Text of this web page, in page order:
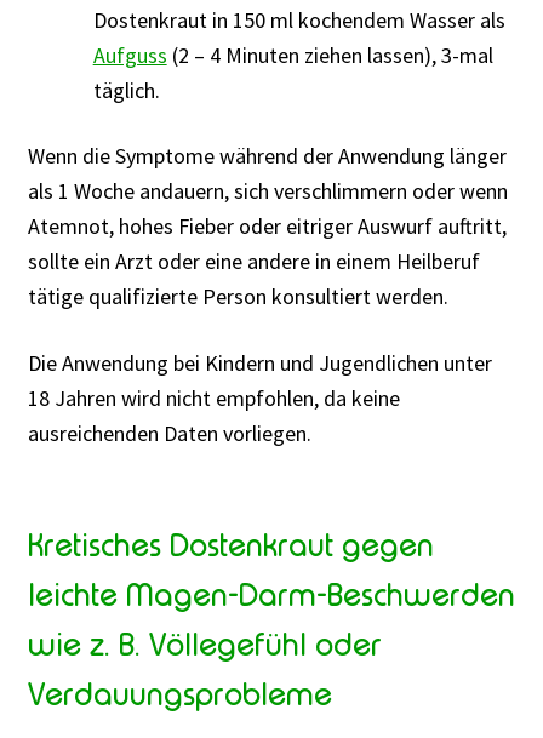
Dostenkraut in 150 ml kochendem Wasser als
Aufguss (2 – 4 Minuten ziehen lassen), 3-mal
täglich.
Wenn die Symptome während der Anwendung länger
als 1 Woche andauern, sich verschlimmern oder wenn
Atemnot, hohes Fieber oder eitriger Auswurf auftritt,
sollte ein Arzt oder eine andere in einem Heilberuf
tätige qualifizierte Person konsultiert werden.
Die Anwendung bei Kindern und Jugendlichen unter
18 Jahren wird nicht empfohlen, da keine
ausreichenden Daten vorliegen.
Kretisches Dostenkraut gegen
leichte Magen-Darm-Beschwerden
wie z. B. Völlegefühl oder
Verdauungsprobleme